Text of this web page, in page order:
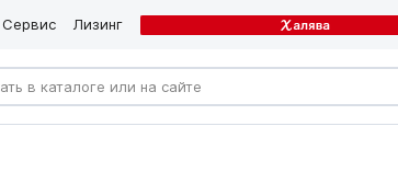
Сервис Лизинг